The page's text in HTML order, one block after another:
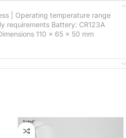
| Operating temperature range
requirements Battery: CR123A
110 × 65 × 50 mm